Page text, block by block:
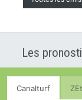
Les
Canalturf